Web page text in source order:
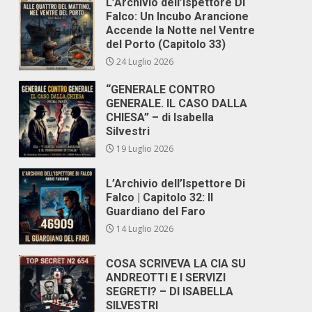
Falco: Un Incubo Arancione
Accende la Notte nel Ventre
del Porto (Capitolo 33)
24 Luglio 2026
“GENERALE CONTRO
GENERALE. IL CASO DALLA
CHIESA” – di Isabella
Silvestri
19 Luglio 2026
L’Archivio dell’Ispettore Di
Falco | Capitolo 32: Il
Guardiano del Faro
14 Luglio 2026
COSA SCRIVEVA LA CIA SU
ANDREOTTI E I SERVIZI
SEGRETI? – DI ISABELLA
SILVESTRI